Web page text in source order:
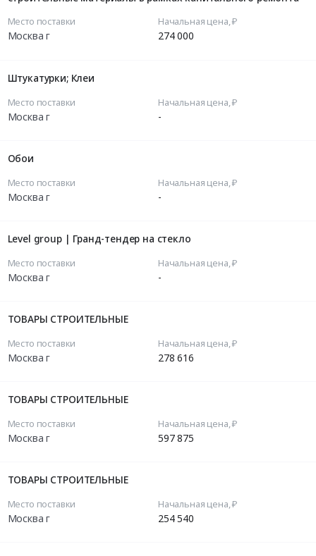
Место поставки
Москва г
Начальная цена, ₽
274 000
Штукатурки; Клеи
Место поставки
Москва г
Начальная цена, ₽
-
Обои
Место поставки
Москва г
Начальная цена, ₽
-
Level group | Гранд-тендер на стекло
Место поставки
Москва г
Начальная цена, ₽
-
ТОВАРЫ СТРОИТЕЛЬНЫЕ
Место поставки
Москва г
Начальная цена, ₽
278 616
ТОВАРЫ СТРОИТЕЛЬНЫЕ
Место поставки
Москва г
Начальная цена, ₽
597 875
ТОВАРЫ СТРОИТЕЛЬНЫЕ
Место поставки
Москва г
Начальная цена, ₽
254 540